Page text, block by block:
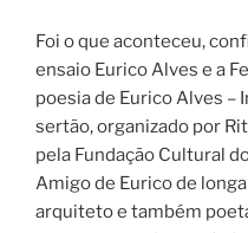
Foi o que aconteceu,
ensaio Eurico Alves e a
poesia de Eurico Alves –
sertão, organizado por
pela Fundação Cultural
Amigo de Eurico de
arquiteto e também